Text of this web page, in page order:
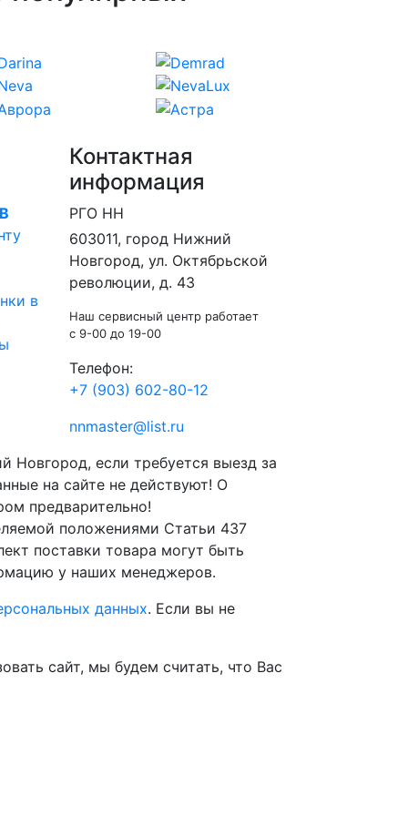
в
Контактная
информация
РГО НН
603011, город Нижний
Новгород, ул. Октябрьской
революции, д. 43
Наш сервисный центр работает
c 9-00 до 19-00
Телефон:
+7 (903) 602-80-12
nnmaster@list.ru
если требуется выезд за
на сайте не действуют! О
предварительно!
положениями Статьи 437
поставки товара могут быть
у наших менеджеров.
данных. Если вы не
сайт, мы будем считать, что Вас